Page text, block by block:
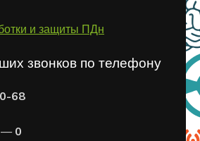
и защиты ПДн
звонков по телефону
68
—0